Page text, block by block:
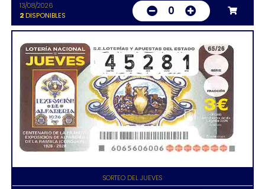
13/08/2026
2DISPONIBLES 0
SORTEO DEL JUEVES